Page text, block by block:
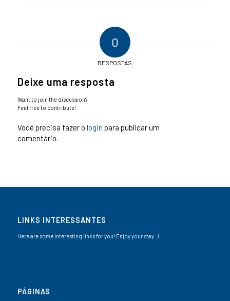
0
RESPOSTAS
Deixe uma resposta
Want to join the discussion?
Feel free to contribute!
Você precisa fazer o login para publicar um
comentário.
LINKS INTERESSANTES
Here are some interesting links for you! Enjoy your stay :)
PÁGINAS